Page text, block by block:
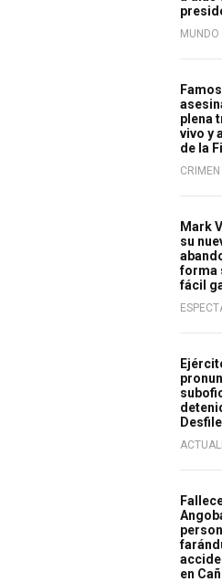
MUNDO
plena
vivo y
de la
CRIMEN
Mark
su
forma
fácil
en